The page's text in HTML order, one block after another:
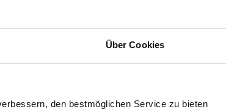
Über Cookies
den bestmöglichen Service zu bieten
im Folgenden erläutert
Anfragen Ihres Browsers der
wiedererkannt werden, wenn Sie